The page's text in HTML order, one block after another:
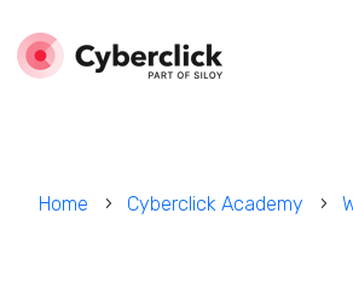
Home Cyberclick Academy